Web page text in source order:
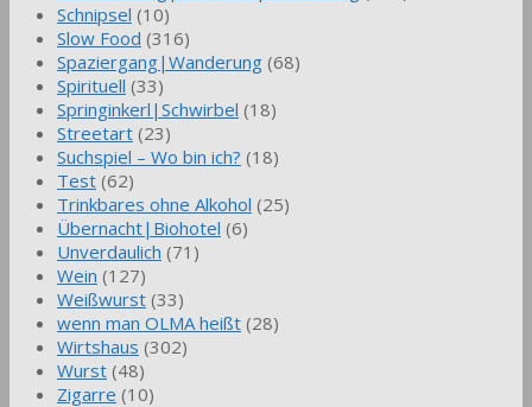
Schnipsel (10)
Slow Food (316)
Spaziergang|Wanderung (68)
Spirituell (33)
Springinkerl|Schwirbel (18)
Streetart (23)
Suchspiel – Wo bin ich? (18)
Test (62)
Trinkbares ohne Alkohol (25)
Übernacht|Biohotel (6)
Unverdaulich (71)
Wein (127)
Weißwurst (33)
wenn man OLMA heißt (28)
Wirtshaus (302)
Wurst (48)
Zigarre (10)